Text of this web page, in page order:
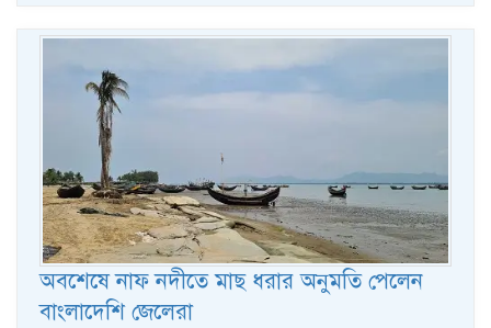
অবশেষে নাফ নদীতে মাছ ধরার অনুমতি পেলেন
বাংলাদেশি জেলেরা